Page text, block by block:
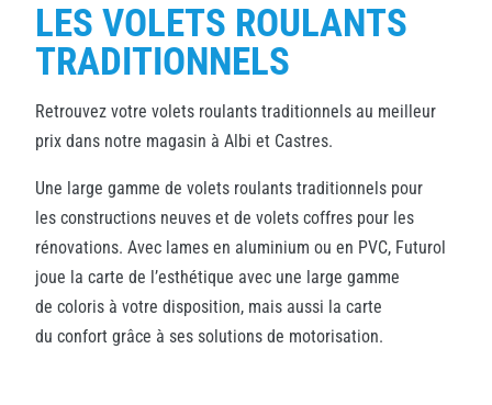
LES VOLETS ROULANTS
TRADITIONNELS
Retrouvez votre volets roulants traditionnels au meilleur
prix dans notre magasin à Albi et Castres.
Une large gamme de volets roulants traditionnels pour
les constructions neuves et de volets coffres pour les
rénovations. Avec lames en aluminium ou en PVC, Futurol
joue la carte de l’esthétique avec une large gamme
de coloris à votre disposition, mais aussi la carte
du confort grâce à ses solutions de motorisation.